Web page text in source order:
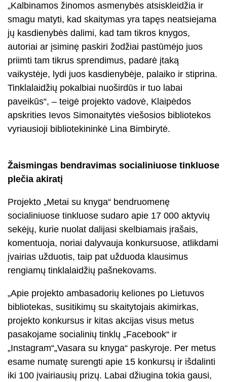
„Kalbinamos žinomos asmenybės atsiskleidžia ir
smagu matyti, kad skaitymas yra tapęs neatsiejama
jų kasdienybės dalimi, kad tam tikros knygos,
autoriai ar įsiminę paskiri žodžiai pastūmėjo juos
priimti tam tikrus sprendimus, padarė įtaką
vaikystėje, lydi juos kasdienybėje, palaiko ir stiprina.
Tinklalaidžių pokalbiai nuoširdūs ir tuo labai
paveikūs“, – teigė projekto vadovė, Klaipėdos
apskrities Ievos Simonaitytės viešosios bibliotekos
vyriausioji bibliotekininkė Lina Bimbirytė.
Žaismingas bendravimas socialiniuose tinkluose
plečia akiratį
Projekto „Metai su knyga“ bendruomenę
socialiniuose tinkluose sudaro apie 17 000 aktyvių
sekėjų, kurie nuolat dalijasi skelbiamais įrašais,
komentuoja, noriai dalyvauja konkursuose, atlikdami
įvairias užduotis, taip pat užduoda klausimus
rengiamų tinklalaidžių pašnekovams.
„Apie projekto ambasadorių keliones po Lietuvos
bibliotekas, susitikimų su skaitytojais akimirkas,
projekto konkursus ir kitas akcijas visus metus
pasakojame socialinių tinklų „Facebook“ ir
„Instagram“„Vasara su knyga“ paskyroje. Per metus
esame numatę surengti apie 15 konkursų ir išdalinti
iki 100 įvairiausių prizų. Labai džiugina tokia gausi,